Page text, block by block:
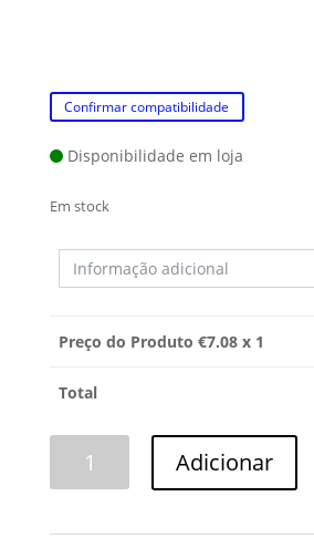
Confirmar compatibilidade
Disponibilidade em loja
Em stock
Preço do Produto €7.08 x 1
Total
Adicionar